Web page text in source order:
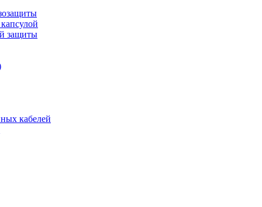
защиты
кабелей